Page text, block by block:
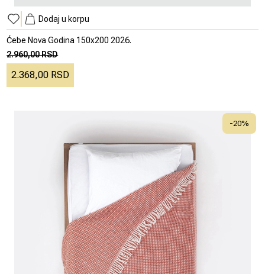
Dodaj u korpu
Ćebe Nova Godina 150x200 2026.
2.960,00 RSD
2.368,00 RSD
-20%